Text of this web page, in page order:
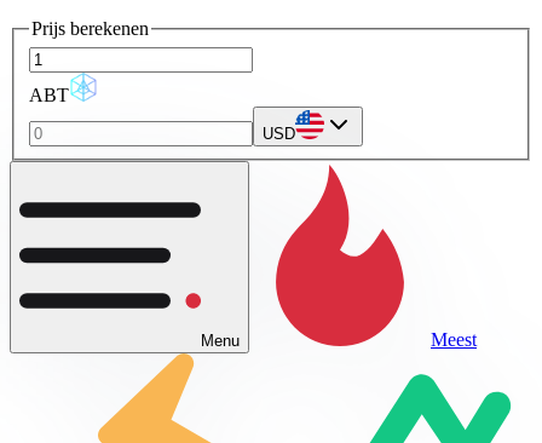
Prijs berekenen
ABT
USD
Menu Meest